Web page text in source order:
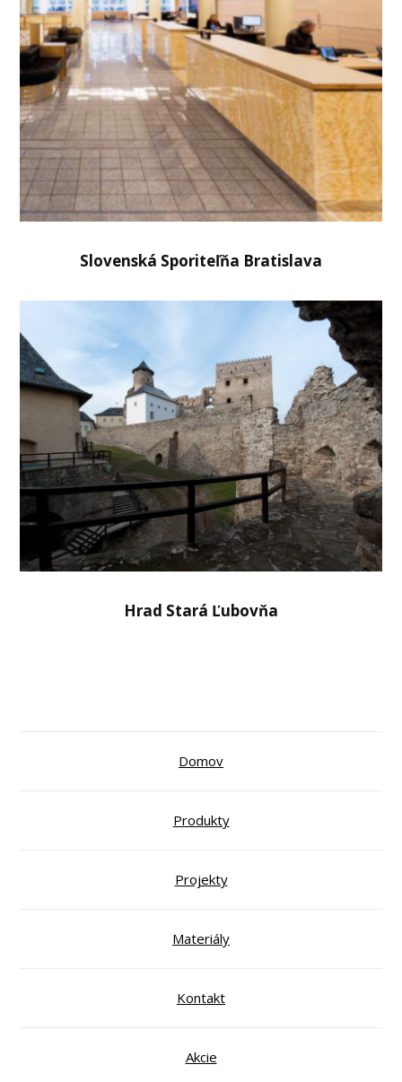
Slovenská Sporiteľňa Bratislava
Hrad Stará Ľubovňa
Domov
Produkty
Projekty
Materiály
Kontakt
Akcie